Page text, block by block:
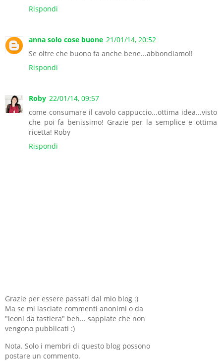
Rispondi
anna solo cose buone 21/01/14, 20:52
Se oltre che buono fa anche bene...abbondiamo!!
Rispondi
Roby 22/01/14, 09:57
come consumare il cavolo cappuccio...ottima idea...visto
che poi fa benissimo! Grazie per la semplice e ottima
ricetta! Roby
Rispondi
Grazie per essere passati dal mio blog :)
Ma se mi lasciate commenti anonimi o da
"leoni da tastiera" beh... sappiate che non
vengono pubblicati :)
Nota. Solo i membri di questo blog possono
postare un commento.